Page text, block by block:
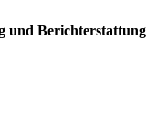
und Berichterstattung